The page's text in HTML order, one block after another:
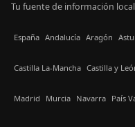
Tu fuente de información
España Andalucía Aragón
Castilla La-Mancha Castilla y
Madrid Murcia Navarra País